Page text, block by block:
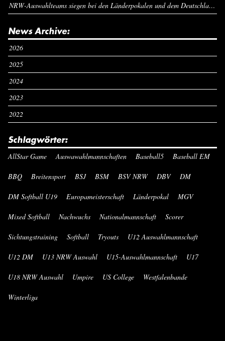
NRW-Auswahlteams siegen bei den Länderpokalen und dem Deutschlandcup an Pfingsten
News Archive:
2026
2025
2024
2023
2022
Schlagwörter:
AllStar Game Auswawahlmannschaften Baseball5 Baseball EM
BBQ Breitensport BSJ BSM BSV NRW DBV DM
DM Softball U19 Europameisterschaft Länderpokal MGV
Mixed Softball Nachwuchs Nationalmannschaft Scorer
Sichtungstraining Softball Tryouts U12 Auswahlmannschaft
U12 DM U13 NRW Auswahl U15-Auswahlmannschaft U17
U18 NRW Auswahl Umpire US College Westfalenbande
Winterliga